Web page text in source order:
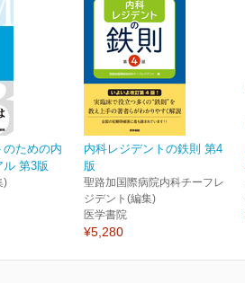
のための内
ル 第3版
)
内科レジデントの鉄則 第4
版
聖路加国際病院内科チーフレ
ジデント(編集)
医学書院
¥5,280